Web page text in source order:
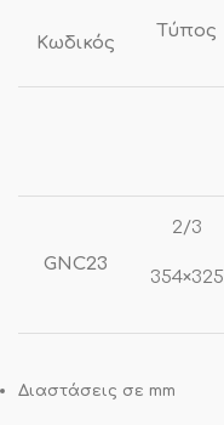
Κωδικός
Τύπος
GNC23
2/3
354×325
Διαστάσεις σε mm